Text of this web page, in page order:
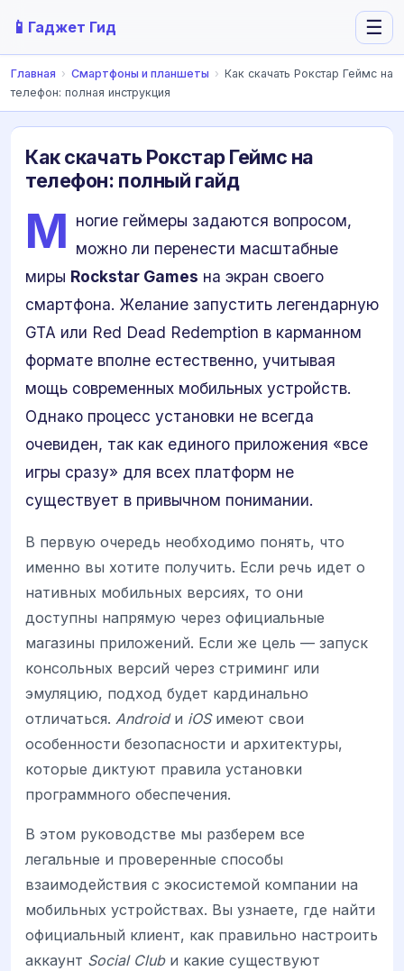
📱 Гаджет Гид ☰
Главная › Смартфоны и планшеты › Как скачать Рокстар Геймс на
телефон: полная инструкция
Как скачать Рокстар Геймс на
телефон: полный гайд
М ногие геймеры задаются вопросом,
можно ли перенести масштабные
миры Rockstar Games на экран своего
смартфона. Желание запустить легендарную
GTA или Red Dead Redemption в карманном
формате вполне естественно, учитывая
мощь современных мобильных устройств.
Однако процесс установки не всегда
очевиден, так как единого приложения «все
игры сразу» для всех платформ не
существует в привычном понимании.
В первую очередь необходимо понять, что
именно вы хотите получить. Если речь идет о
нативных мобильных версиях, то они
доступны напрямую через официальные
магазины приложений. Если же цель — запуск
консольных версий через стриминг или
эмуляцию, подход будет кардинально
отличаться. Androidи iOSимеют свои
особенности безопасности и архитектуры,
которые диктуют правила установки
программного обеспечения.
В этом руководстве мы разберем все
легальные и проверенные способы
взаимодействия с экосистемой компании на
мобильных устройствах. Вы узнаете, где найти
официальный клиент, как правильно настроить
аккаунт Social Clubи какие существуют